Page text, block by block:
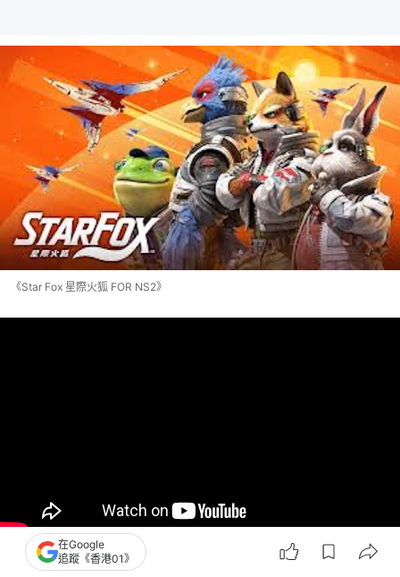
《Star Fox 星際火狐 FOR NS2》
在Google
追蹤《香港01》